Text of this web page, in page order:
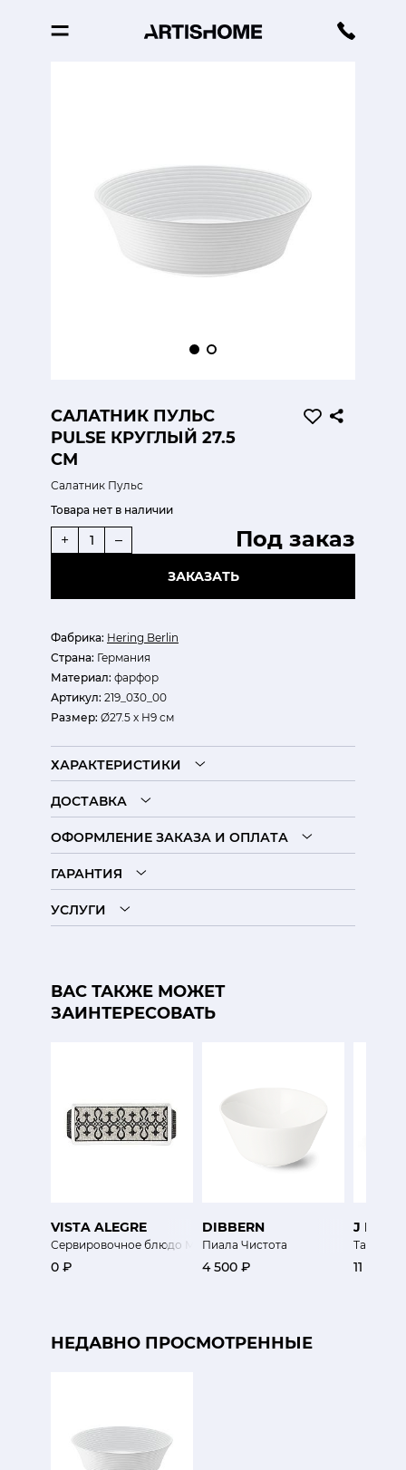
САЛАТНИК ПУЛЬС
PULSE КРУГЛЫЙ 27.5
СМ
Салатник Пульс
Фабрика: Hering Berlin
Страна: Германия
Материал: фарфор
Артикул: 219_030_00
Размер: Ø27.5 х Н9 см
Товара нет в наличии
Под заказ
+ –
ЗАКАЗАТЬ
ХАРАКТЕРИСТИКИ
ДОСТАВКА
ОФОРМЛЕНИЕ ЗАКАЗА И ОПЛАТА
ГАРАНТИЯ
УСЛУГИ
ВАС ТАКЖЕ МОЖЕТ
ЗАИНТЕРЕСОВАТЬ
VISTA ALEGRE
Сервировочное блюдо Мозаика
0 ₽
DIBBERN
Пиала Чистота
4 500 ₽
J L
Тарелка
11 300 ₽
НЕДАВНО ПРОСМОТРЕННЫЕ